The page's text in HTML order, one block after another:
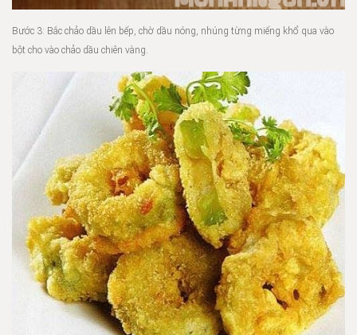
Bước 3: Bắc chảo dầu lên bếp, chờ dầu nóng, nhúng từng miếng khổ qua vào
bột cho vào chảo dầu chiên vàng.